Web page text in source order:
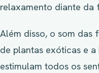
relaxamento diante da
Além disso, o som das
de plantas exóticas e
estimulam todos os